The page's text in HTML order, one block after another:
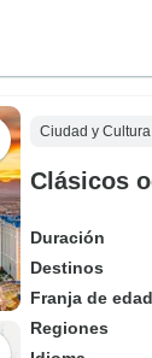
Ciudad y Cultura
Clásicos
Duración
Destinos
Franja de edad
Regiones